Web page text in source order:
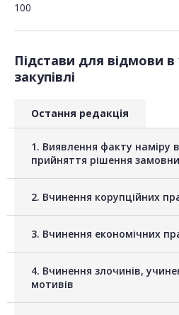
100
Підстави для відмови в
закупівлі
Остання редакція
1. Виявлення факту наміру
прийняття рішення
2. Вчинення корупційних
3. Вчинення економічних
4. Вчинення злочинів,
мотивів